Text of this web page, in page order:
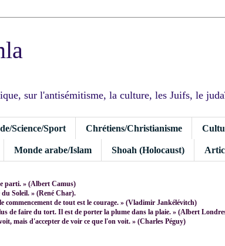
sur l'antisémitisme, la culture, les Juifs, le
Science/Sport Chrétiens/Christianisme
Monde arabe/Islam Shoah (Holocaust)
parti. » (Albert Camus)
Soleil. » (René Char).
commencement de tout est le courage. » (Vladimir Jankélévitch)
de faire du tort. Il est de porter la plume dans la plaie. » (Albert
mais d'accepter de voir ce que l'on voit. » (Charles Péguy)